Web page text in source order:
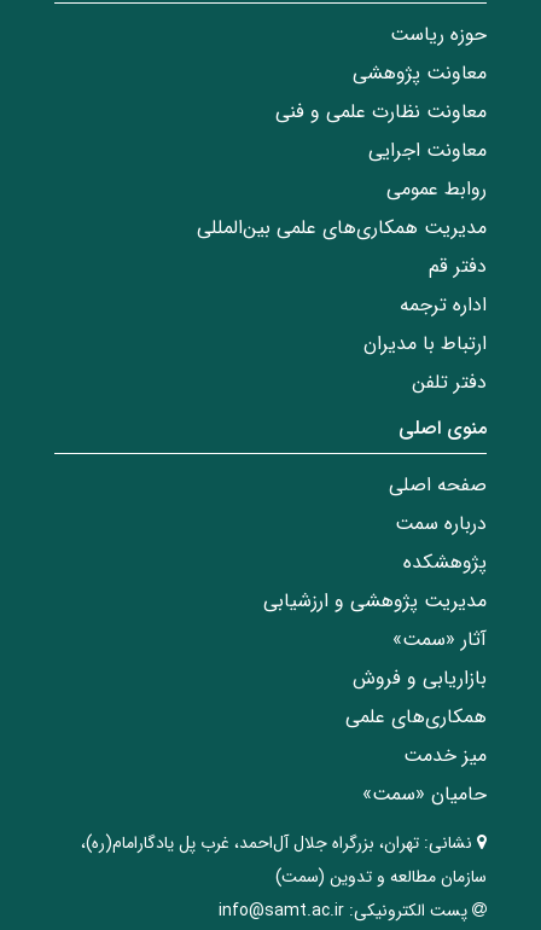
حوزه ریاست
معاونت پژوهشی
معاونت نظارت علمی و فنی
معاونت اجرایی
روابط عمومی
مدیریت همکاری‌های علمی بین‌المللی
دفتر قم
اداره ترجمه
ارتباط با مدیران
دفتر تلفن
منوی اصلی
صفحه اصلی
درباره سمت
پژوهشکده
مدیریت پژوهشی و ارزشیابی
آثار «سمت»
بازاریابی و فروش
همکاری‌های علمی
میز خدمت
حامیان «سمت»
نشانی: تهران، ‌بزرگراه ‌جلال آل‌احمد، غرب پل يادگار‌امام(ره)‌،
سازمان مطالعه و تدوین‌ (سمت)
پست الکترونیکی: info@samt.ac.ir